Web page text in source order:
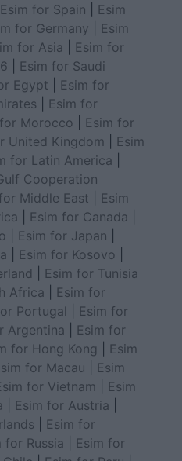
Esim for Spain
Esim
for Germany
Esim
for Asia
Esim for
Esim for Saudi
Egypt
Esim for
Esim for
Morocco
Esim for
United Kingdom
Esim
for Latin America
Cooperation
Middle East
Esim
Esim for Canada
Esim for Japan
Esim for Kosovo
Esim for Tunisia
Africa
Esim for
Portugal
Esim for
Argentina
Esim for
for Hong Kong
Esim
for Macau
Esim
for Vietnam
Esim
Esim for Austria
Esim for
for Russia
Esim for